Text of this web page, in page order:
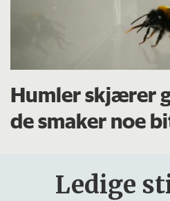
Humler skjærer
de smaker noe
Ledige